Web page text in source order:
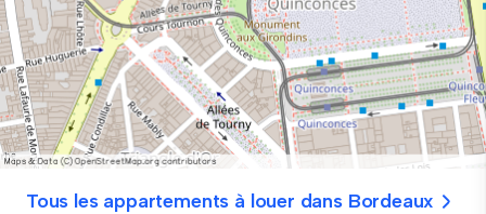
Tous les appartements à louer dans Bordeaux